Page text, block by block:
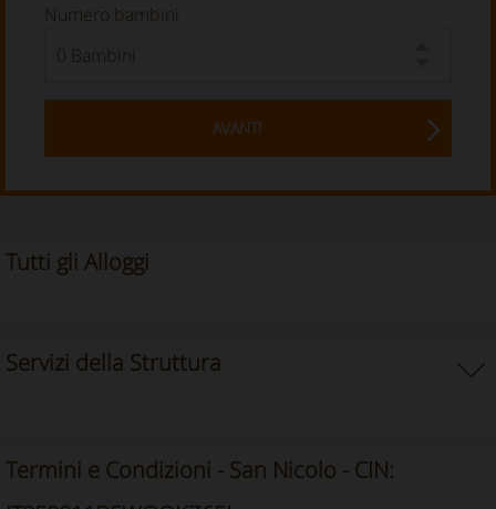
Numero bambini
AVANTI
Tutti gli Alloggi
Servizi della Struttura
Termini e Condizioni - San Nicolo - CIN: